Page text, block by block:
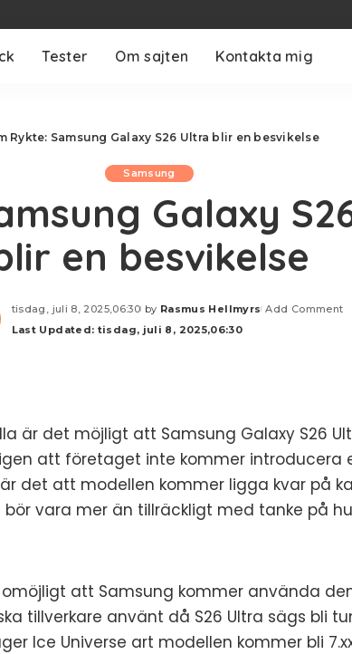
Tester Om sajten Kontakta mig
Rykte: Samsung Galaxy S26 Ultra blir en besvikelse
Samsung
Galaxy
en besvikelse
tisdag, juli 8, 2025,06:30
Posted
by
by Rasmus Hellmyrs Add Comment
Last Updated: tisdag, juli 8, 2025,06:30
är det möjligt att Samsung Galaxy S26
att företaget inte kommer introducera
det att modellen kommer ligga kvar på
vara mer än tillräckligt med tanke på
att Samsung kommer använda
tillverkare använt då S26 Ultra sägs bli
Ice Universe art modellen kommer bli